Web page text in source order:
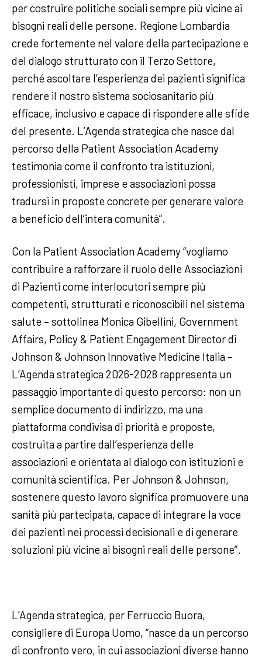
per costruire politiche sociali sempre più vicine ai
bisogni reali delle persone. Regione Lombardia
crede fortemente nel valore della partecipazione e
del dialogo strutturato con il Terzo Settore,
perché ascoltare l’esperienza dei pazienti significa
rendere il nostro sistema sociosanitario più
efficace, inclusivo e capace di rispondere alle sfide
del presente. L’Agenda strategica che nasce dal
percorso della Patient Association Academy
testimonia come il confronto tra istituzioni,
professionisti, imprese e associazioni possa
tradursi in proposte concrete per generare valore
a beneficio dell’intera comunità”.
Con la Patient Association Academy “vogliamo
contribuire a rafforzare il ruolo delle Associazioni
di Pazienti come interlocutori sempre più
competenti, strutturati e riconoscibili nel sistema
salute – sottolinea Monica Gibellini, Government
Affairs, Policy & Patient Engagement Director di
Johnson & Johnson Innovative Medicine Italia –
L’Agenda strategica 2026-2028 rappresenta un
passaggio importante di questo percorso: non un
semplice documento di indirizzo, ma una
piattaforma condivisa di priorità e proposte,
costruita a partire dall’esperienza delle
associazioni e orientata al dialogo con istituzioni e
comunità scientifica. Per Johnson & Johnson,
sostenere questo lavoro significa promuovere una
sanità più partecipata, capace di integrare la voce
dei pazienti nei processi decisionali e di generare
soluzioni più vicine ai bisogni reali delle persone”.
L’Agenda strategica, per Ferruccio Buora,
consigliere di Europa Uomo, “nasce da un percorso
di confronto vero, in cui associazioni diverse hanno